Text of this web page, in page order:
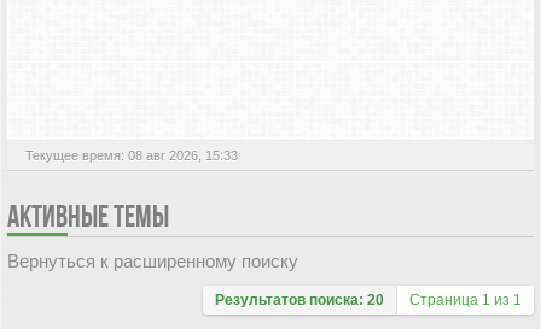
Текущее время: 08 авг 2026, 15:33
АКТИВНЫЕ ТЕМЫ
Вернуться к расширенному поиску
Результатов поиска: 20 Страница 1 из 1